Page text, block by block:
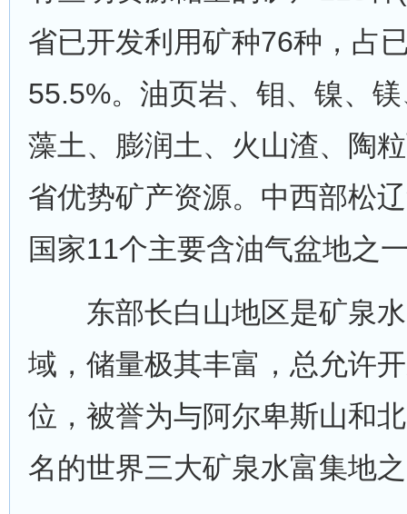
省已开发利用矿种76种，占
55.5%。油页岩、钼、镍、
藻土、膨润土、火山渣、陶
省优势矿产资源。中西部松
国家11个主要含油气盆地之
东部长白山地区是矿泉水
域，储量极其丰富，总允许
位，被誉为与阿尔卑斯山和
名的世界三大矿泉水富集地